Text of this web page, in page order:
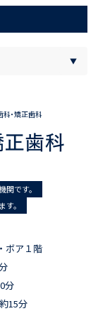
科・矯正歯科
です。
。
ボア１階
分
15分